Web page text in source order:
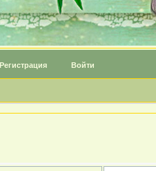
Регистрация Войти